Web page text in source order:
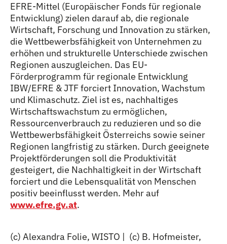
EFRE-Mittel (Europäischer Fonds für regionale
Entwicklung) zielen darauf ab, die regionale
Wirtschaft, Forschung und Innovation zu stärken,
die Wettbewerbsfähigkeit von Unternehmen zu
erhöhen und strukturelle Unterschiede zwischen
Regionen auszugleichen. Das EU-
Förderprogramm für regionale Entwicklung
IBW/EFRE & JTF forciert Innovation, Wachstum
und Klimaschutz. Ziel ist es, nachhaltiges
Wirtschaftswachstum zu ermöglichen,
Ressourcenverbrauch zu reduzieren und so die
Wettbewerbsfähigkeit Österreichs sowie seiner
Regionen langfristig zu stärken. Durch geeignete
Projektförderungen soll die Produktivität
gesteigert, die Nachhaltigkeit in der Wirtschaft
forciert und die Lebensqualität von Menschen
positiv beeinflusst werden. Mehr auf
www.efre.gv.at.
(c) Alexandra Folie, WISTO | (c) B. Hofmeister,